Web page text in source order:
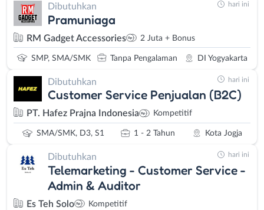
Dibutuhkan
Pramuniaga
RM Gadget Accessories 2 Juta + Bonus
SMP, SMA/SMK Tanpa Pengalaman DI Yogyakarta
hari ini
Dibutuhkan
Customer Service Penjualan (B2C)
PT. Hafez Prajna Indonesia Kompetitif
SMA/SMK, D3, S1 1 - 2 Tahun Kota Jogja
hari ini
Dibutuhkan
Telemarketing - Customer Service -
Admin & Auditor
Es Teh Solo Kompetitif
hari ini